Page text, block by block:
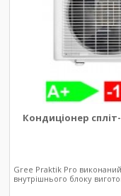
Кондиціонер
Gree Praktik Pro
внутрішнього блоку